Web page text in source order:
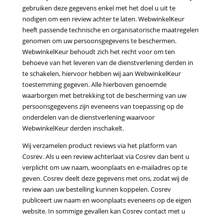
gebruiken deze gegevens enkel met het doel u uit te
nodigen om een review achter te laten. WebwinkelKeur
heeft passende technische en organisatorische maatregelen
genomen om uw persoonsgegevens te beschermen.
WebwinkelKeur behoudt zich het recht voor om ten
behoeve van het leveren van de dienstverlening derden in
te schakelen, hiervoor hebben wij aan WebwinkelKeur
toestemminggegeven. Alle hierboven genoemde
waarborgen met betrekking tot de bescherming van uw
persoonsgegevens zijn eveneens van toepassing op de
onderdelen van de dienstverlening waarvoor
WebwinkelKeur derden inschakelt.
Wij verzamelen product reviews via het platform van
Cosrev. Als u een review achterlaat via Cosrev dan bent u
verplicht om uw naam, woonplaats en e-mailadres op te
geven. Cosrev deelt deze gegevens met ons, zodat wij de
review aan uw bestelling kunnen koppelen. Cosrev
publiceert uw naam en woonplaats eveneens op de eigen
website. In sommige gevallen kan Cosrev contact met u